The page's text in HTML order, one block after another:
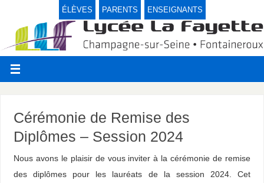
ÉLÈVES PARENTS ENSEIGNANTS
Cérémonie de Remise des
Diplômes – Session 2024
Nous avons le plaisir de vous inviter à la cérémonie de remise
des diplômes pour les lauréats de la session 2024. Cet